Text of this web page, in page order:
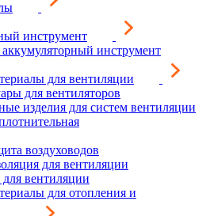
инструмент
инструмент
для вентиляции
для вентиляторов
изделия для систем вентиляции
воздуховодов
для вентиляции
вентиляции
для отопления и